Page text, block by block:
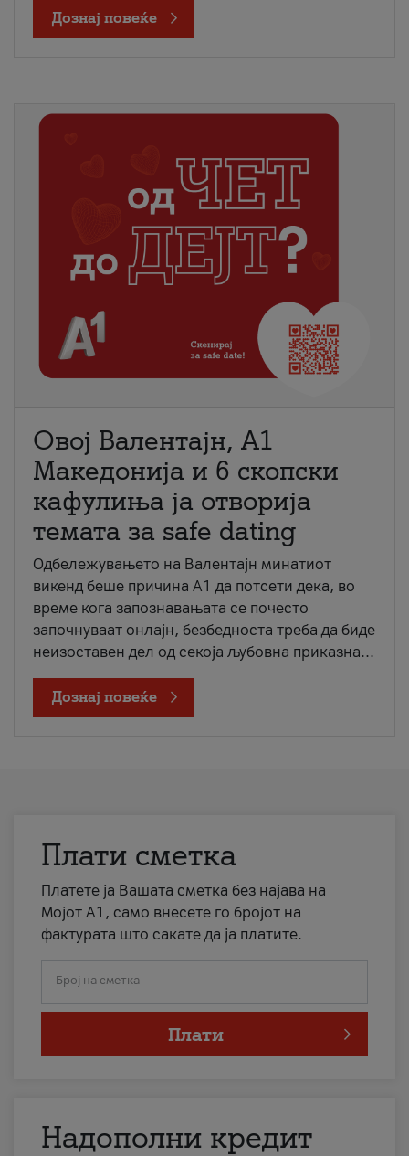
Дознај повеќе
Овој Валентајн, A1
Македонија и 6 скопски
кафулиња ја отворија
темата за safe dating
Одбележувањето на Валентајн минатиот
викенд беше причина А1 да потсети дека, во
време кога запознавањата се почесто
започнуваат онлајн, безбедноста треба да биде
неизоставен дел од секоја љубовна приказна...
Дознај повеќе
Плати сметка
Платете ја Вашата сметка без најава на
Мојот А1, само внесете го бројот на
фактурата што сакате да ја платите.
Број на сметка
Плати
Надополни кредит